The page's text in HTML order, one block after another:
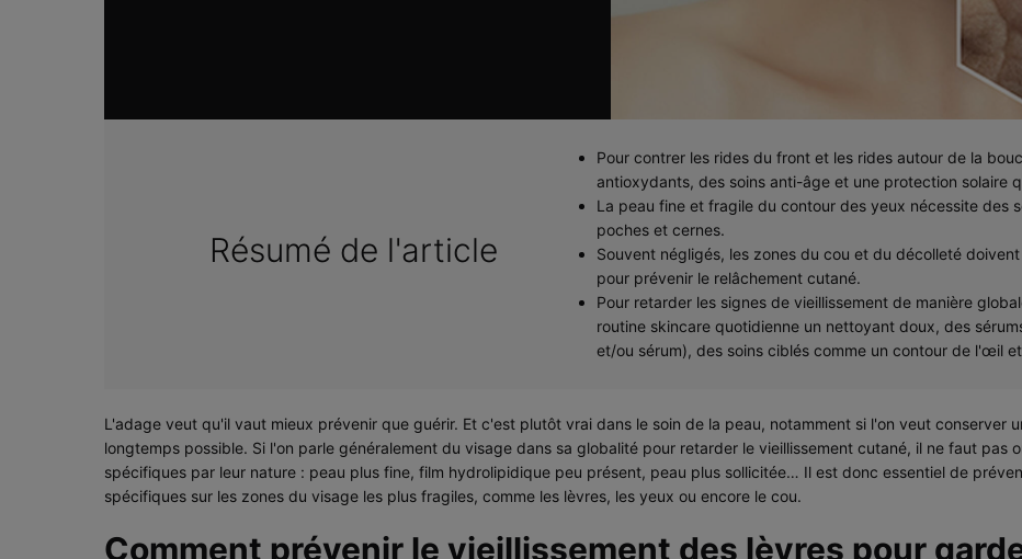
Résumé de l'article
Pour contrer les rides du front et les rides autour de la
antioxydants, des soins anti-âge et une protection solaire
La peau fine et fragile du contour des yeux nécessite des
poches et cernes.
Souvent négligés, les zones du cou et du décolleté
pour prévenir le relâchement cutané.
Pour retarder les signes de vieillissement de manière
routine skincare quotidienne un nettoyant doux, des
et/ou sérum), des soins ciblés comme un contour de l'œil
L'adage veut qu'il vaut mieux prévenir que guérir. Et c'est plutôt vrai dans le soin de la peau, notamment si l'on veut conserver
longtemps possible. Si l'on parle généralement du visage dans sa globalité pour retarder le vieillissement cutané, il ne faut pas
spécifiques par leur nature : peau plus fine, film hydrolipidique peu présent, peau plus sollicitée… Il est donc essentiel de
spécifiques sur les zones du visage les plus fragiles, comme les lèvres, les yeux ou encore le cou.
Comment prévenir le vieillissement des lèvres pour